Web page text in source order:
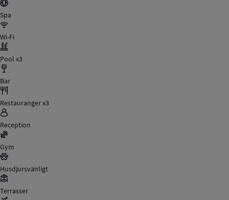
Spa
Wi-Fi
Pool x3
Bar
Restauranger x3
Reception
Gym
Husdjursvänligt
Terrasser